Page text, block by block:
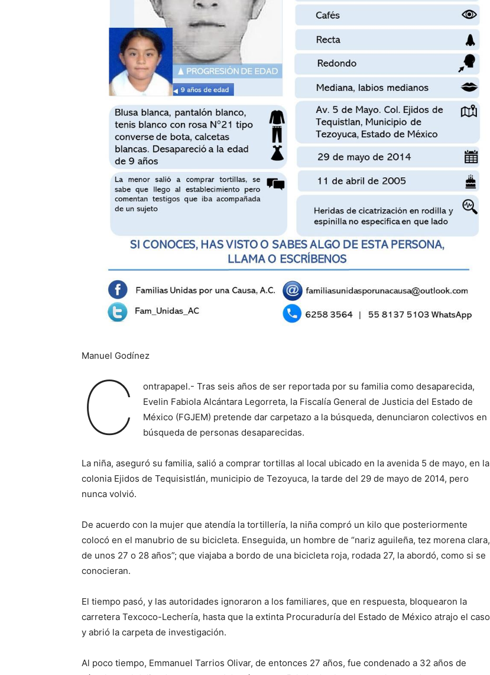
Manuel Godínez
C
ontrapapel.- Tras seis años de ser reportada por su familia como desaparecida,
Evelin Fabiola Alcántara Legorreta, la Fiscalía General de Justicia del Estado de
México (FGJEM) pretende dar carpetazo a la búsqueda, denunciaron colectivos en
búsqueda de personas desaparecidas.
La niña, aseguró su familia, salió a comprar tortillas al local ubicado en la avenida 5 de mayo, en la
colonia Ejidos de Tequisistlán, municipio de Tezoyuca, la tarde del 29 de mayo de 2014, pero
nunca volvió.
De acuerdo con la mujer que atendía la tortillería, la niña compró un kilo que posteriormente
colocó en el manubrio de su bicicleta. Enseguida, un hombre de “nariz aguileña, tez morena clara,
de unos 27 o 28 años”; que viajaba a bordo de una bicicleta roja, rodada 27, la abordó, como si se
conocieran.
El tiempo pasó, y las autoridades ignoraron a los familiares, que en respuesta, bloquearon la
carretera Texcoco-Lechería, hasta que la extinta Procuraduría del Estado de México atrajo el caso
y abrió la carpeta de investigación.
Al poco tiempo, Emmanuel Tarrios Olivar, de entonces 27 años, fue condenado a 32 años de